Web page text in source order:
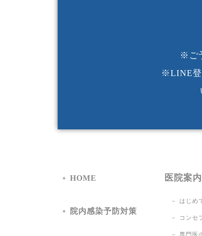
※ご
※LINE登
HOME
院内感染予防対策
医院案内
はじめ
コンセ
専門医